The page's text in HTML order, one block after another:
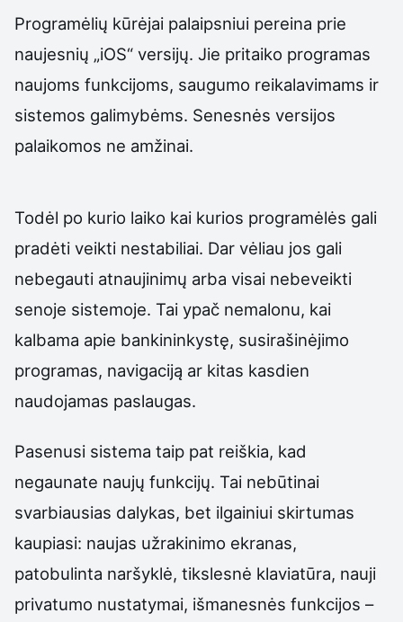
Programėlių kūrėjai palaipsniui pereina prie
naujesnių „iOS“ versijų. Jie pritaiko programas
naujoms funkcijoms, saugumo reikalavimams ir
sistemos galimybėms. Senesnės versijos
palaikomos ne amžinai.
Todėl po kurio laiko kai kurios programėlės gali
pradėti veikti nestabiliai. Dar vėliau jos gali
nebegauti atnaujinimų arba visai nebeveikti
senoje sistemoje. Tai ypač nemalonu, kai
kalbama apie bankininkystę, susirašinėjimo
programas, navigaciją ar kitas kasdien
naudojamas paslaugas.
Pasenusi sistema taip pat reiškia, kad
negaunate naujų funkcijų. Tai nebūtinai
svarbiausias dalykas, bet ilgainiui skirtumas
kaupiasi: naujas užrakinimo ekranas,
patobulinta naršyklė, tikslesnė klaviatūra, nauji
privatumo nustatymai, išmanesnės funkcijos –